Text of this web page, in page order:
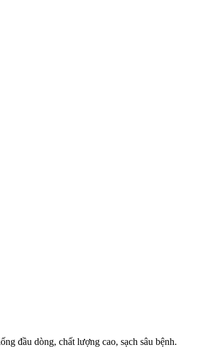
đầu dòng, chất lượng cao, sạch sâu bệnh.